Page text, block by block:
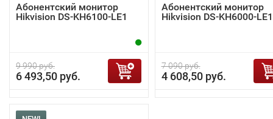
Абонентский монитор
Hikvision DS-KH6100-LE1
9 990 руб.
6 493,50 руб.
Абонентский монитор
Hikvision DS-KH6000-LE1
7 090 руб.
4 608,50 руб.